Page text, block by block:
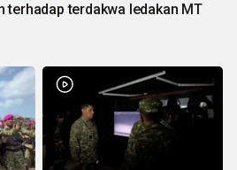
terhadap terdakwa ledakan MT